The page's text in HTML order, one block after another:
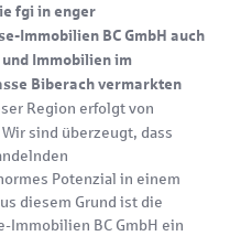
fgi in enger
Immobilien BC GmbH auch
Immobilien im
Biberach vermarkten
Region erfolgt von
sind überzeugt, dass
Potenzial in einem
diesem Grund ist die
Immobilien BC GmbH ein